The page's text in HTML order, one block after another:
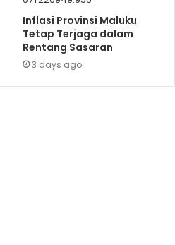
Inflasi Provinsi Maluku
Tetap Terjaga dalam
Rentang Sasaran
3 days ago